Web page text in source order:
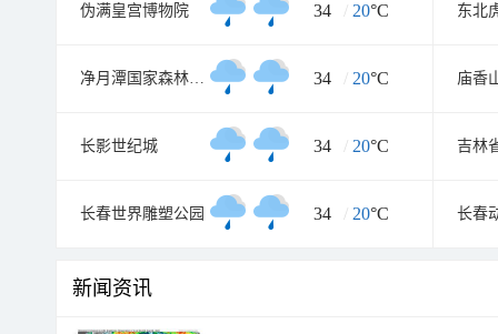
伪满皇宫博物院 34 / 20°C 东北
净月潭国家森林公园 34 / 20°C 庙香
长影世纪城 34 / 20°C 吉林
长春世界雕塑公园 34 / 20°C 长春
新闻资讯